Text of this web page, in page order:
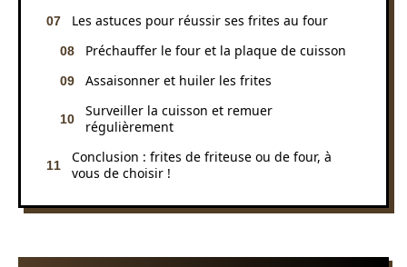
Les astuces pour réussir ses frites au four
Préchauffer le four et la plaque de cuisson
Assaisonner et huiler les frites
Surveiller la cuisson et remuer
régulièrement
Conclusion : frites de friteuse ou de four, à
vous de choisir !